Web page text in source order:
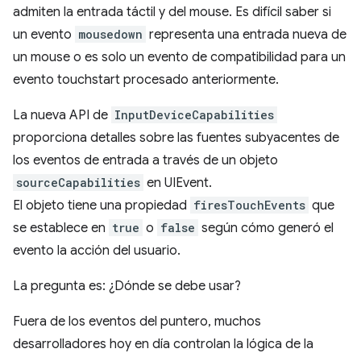
admiten la entrada táctil y del mouse. Es difícil saber si
un evento mousedown representa una entrada nueva de
un mouse o es solo un evento de compatibilidad para un
evento touchstart procesado anteriormente.
La nueva API de InputDeviceCapabilities
proporciona detalles sobre las fuentes subyacentes de
los eventos de entrada a través de un objeto
sourceCapabilities en UIEvent.
El objeto tiene una propiedad firesTouchEvents que
se establece en true o false según cómo generó el
evento la acción del usuario.
La pregunta es: ¿Dónde se debe usar?
Fuera de los eventos del puntero, muchos
desarrolladores hoy en día controlan la lógica de la